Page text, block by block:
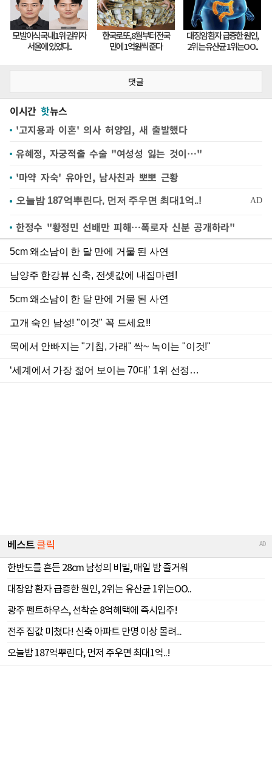
댓글
이시간 핫뉴스
'고지용과 이혼' 의사 허양임, 새 출발했다
유혜정, 자궁적출 수술 "여성성 잃는 것이…"
'마약 자숙' 유아인, 남사친과 뽀뽀 근황
한정수 "황정민 선배만 피해…폭로자 신분 공개하라"